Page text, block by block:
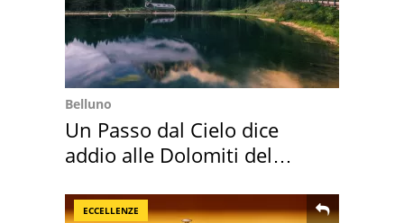
Belluno
Un Passo dal Cielo dice
addio alle Dolomiti del
ECCELLENZE